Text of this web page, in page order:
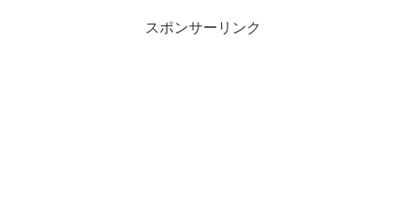
スポンサーリンク